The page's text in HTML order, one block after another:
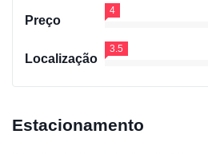
Preço
4
Localização
3.5
Estacionamento